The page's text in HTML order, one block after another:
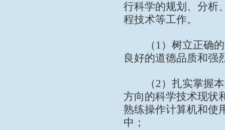
行科学的规划、分析
程技术等工作。
（ 1）树立正确
良好的道德品质和强
（2）扎实掌握
方向的科学技术现状
熟练操作计算机和使
中；